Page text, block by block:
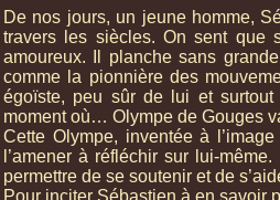
De nos jours, un jeune homme,
travers les siècles. On sent que
amoureux. Il planche sans
comme la pionnière des
égoïste, peu sûr de lui et
moment où… Olympe de Gouges
Cette Olympe, inventée à
l’amener à réfléchir sur lui-
permettre de se soutenir et de
Pour inciter Sébastien à en savoir